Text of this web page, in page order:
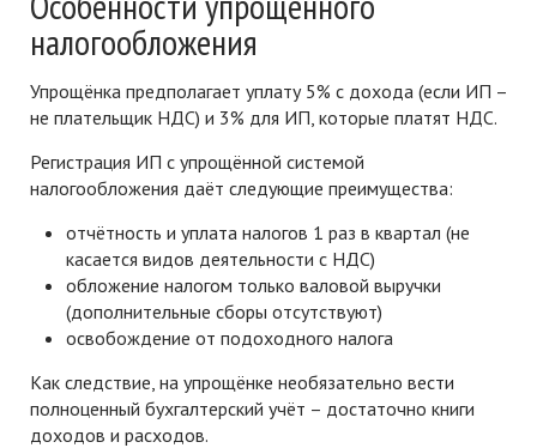
налогообложения
Упрощёнка предполагает уплату 5% с дохода (если ИП –
не плательщик НДС) и 3% для ИП, которые платят НДС.
Регистрация ИП с упрощённой системой
налогообложения даёт следующие преимущества:
отчётность и уплата налогов 1 раз в квартал (не
касается видов деятельности с НДС)
обложение налогом только валовой выручки
(дополнительные сборы отсутствуют)
освобождение от подоходного налога
Как следствие, на упрощёнке необязательно вести
полноценный бухгалтерский учёт – достаточно книги
доходов и расходов.